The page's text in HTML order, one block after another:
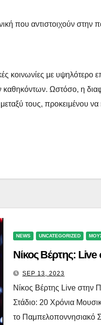
που αντιστοιχούν στην
κοινωνίες με υψηλότερο
Ωστόσο, η
τους, προκειμένου να
NEWS UNCATEGORIZED
Νίκος Βέρτης:
SEP 13, 2023
Νίκος Βέρτης Live στην
Στάδιο: 20 Χρόνια
το Παμπελοποννησιακό